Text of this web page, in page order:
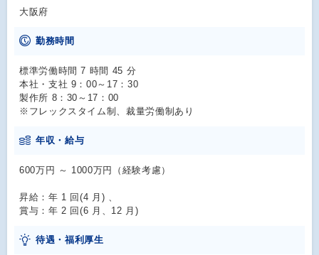
大阪府
勤務時間
標準労働時間 7 時間 45 分
本社・支社 9：00～17：30
製作所 8：30～17：00
※フレックスタイム制、裁量労働制あり
年収・給与
600万円 ～ 1000万円（経験考慮）
昇給：年 1 回(4 月) 、
賞与：年 2 回(6 月、12 月)
待遇・福利厚生